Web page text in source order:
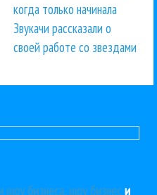
когда только начинала
Звукачи рассказали о
своей работе со звездами
шоу бизнеса, шоу бизнеси